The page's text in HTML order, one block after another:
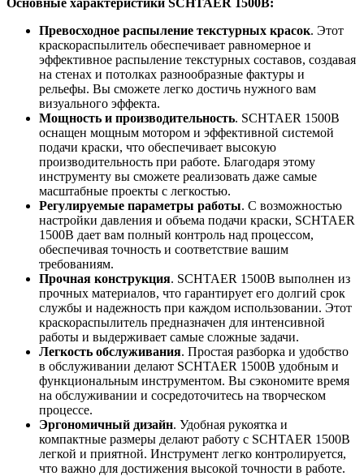
Превосходное распыление текстурных красок. Этот
краскораспылитель обеспечивает равномерное и
эффективное распыление текстурных составов, создавая
на стенах и потолках разнообразные фактуры и
рельефы. Вы сможете легко достичь нужного вам
визуального эффекта.
Мощность и производительность. SCHTAER 1500B
оснащен мощным мотором и эффективной системой
подачи краски, что обеспечивает высокую
производительность при работе. Благодаря этому
инструменту вы сможете реализовать даже самые
масштабные проекты с легкостью.
Регулируемые параметры работы. С возможностью
настройки давления и объема подачи краски, SCHTAER
1500B дает вам полный контроль над процессом,
обеспечивая точность и соответствие вашим
требованиям.
Прочная конструкция. SCHTAER 1500B выполнен из
прочных материалов, что гарантирует его долгий срок
службы и надежность при каждом использовании. Этот
краскораспылитель предназначен для интенсивной
работы и выдерживает самые сложные задачи.
Легкость обслуживания. Простая разборка и удобство
в обслуживании делают SCHTAER 1500B удобным и
функциональным инструментом. Вы сэкономите время
на обслуживании и сосредоточитесь на творческом
процессе.
Эргономичный дизайн. Удобная рукоятка и
компактные размеры делают работу с SCHTAER 1500B
легкой и приятной. Инструмент легко контролируется,
что важно для достижения высокой точности в работе.